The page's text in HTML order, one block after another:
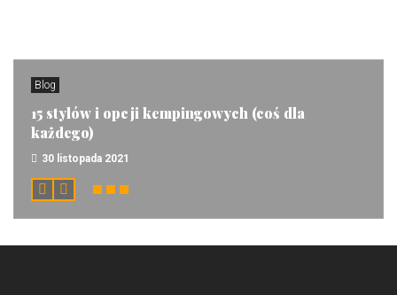
Blog
15 stylów i opcji kempingowych (coś dla
każdego)
30 listopada 2021